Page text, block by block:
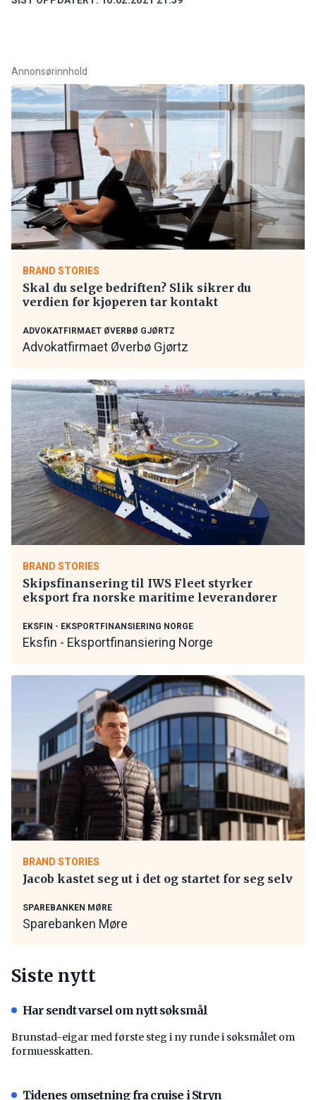
Annonsørinnhold
BRAND STORIES
Skal du selge bedriften? Slik sikrer du
verdien før kjøperen tar kontakt
ADVOKATFIRMAET ØVERBØ GJØRTZ
Advokatfirmaet Øverbø Gjørtz
BRAND STORIES
Skipsfinansering til IWS Fleet styrker
eksport fra norske maritime leverandører
EKSFIN - EKSPORTFINANSIERING NORGE
Eksfin - Eksportfinansiering Norge
BRAND STORIES
Jacob kastet seg ut i det og startet for seg selv
SPAREBANKEN MØRE
Sparebanken Møre
Siste nytt
Har sendt varsel om nytt søksmål
Brunstad-eigar med første steg i ny runde i søksmålet om
formuesskatten.
Tidenes omsetning fra cruise i Stryn